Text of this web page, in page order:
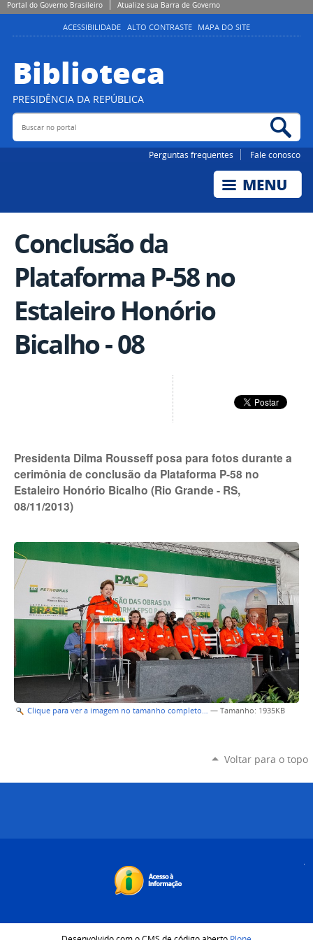
Portal do Governo Brasileiro Atualize sua Barra de Governo
ACESSIBILIDADE ALTO CONTRASTE MAPA DO SITE
Biblioteca
PRESIDÊNCIA DA REPÚBLICA
Buscar no portal
Perguntas frequentes Fale conosco
Conclusão da
Plataforma P-58 no
Estaleiro Honório
Bicalho - 08
Presidenta Dilma Rousseff posa para fotos durante a
cerimônia de conclusão da Plataforma P-58 no
Estaleiro Honório Bicalho (Rio Grande - RS,
08/11/2013)
Clique para ver a imagem no tamanho completo… — Tamanho: 1935KB
Voltar para o topo